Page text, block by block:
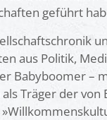
geführt
aus Politik,
Babyboomer –
Träger der